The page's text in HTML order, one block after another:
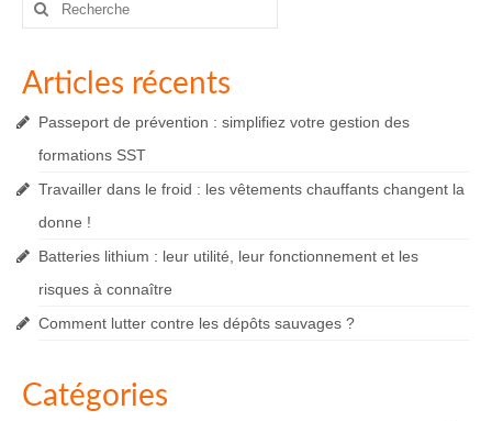
Articles récents
Passeport de prévention : simplifiez votre gestion des
formations SST
Travailler dans le froid : les vêtements chauffants changent la
donne !
Batteries lithium : leur utilité, leur fonctionnement et les
risques à connaître
Comment lutter contre les dépôts sauvages ?
Catégories